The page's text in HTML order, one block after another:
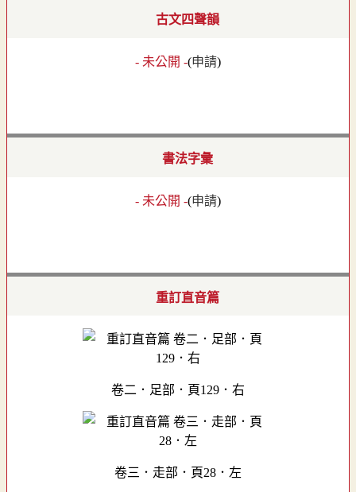
古文四聲韻
- 未公開 -(申請)
書法字彙
- 未公開 -(申請)
重訂直音篇
卷二．足部．頁129．右
卷三．走部．頁28．左